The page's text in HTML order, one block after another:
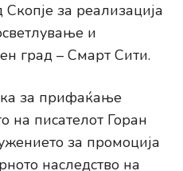
за реализација
и
град – Смарт Сити.
прифаќање
на писателот Горан
за промоција
наследство на